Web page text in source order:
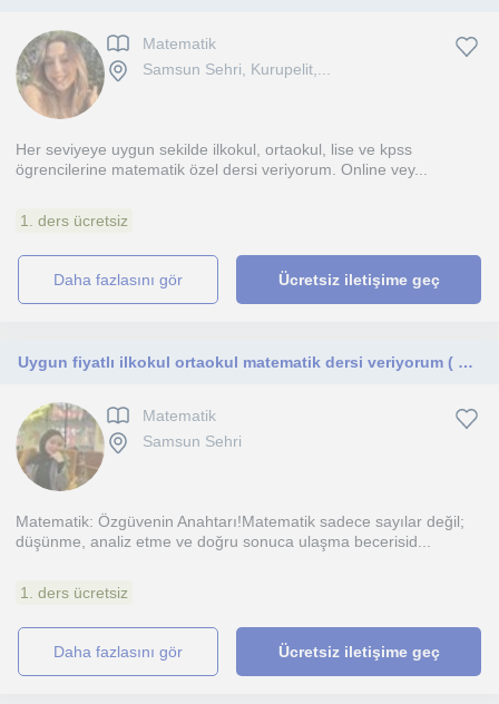
Matematik
Samsun Sehri, Kurupelit,...
Her seviyeye uygun sekilde ilkokul, ortaokul, lise ve kpss
ögrencilerine matematik özel dersi veriyorum. Online vey...
1. ders ücretsiz
daha fazlasını gör Ücretsiz iletişime geç
Uygun fiyatlı ilkokul ortaokul matematik dersi veriyorum ( Online )
Matematik
Samsun Sehri
Matematik: Özgüvenin Anahtarı!Matematik sadece sayılar değil;
düşünme, analiz etme ve doğru sonuca ulaşma becerisid...
1. ders ücretsiz
daha fazlasını gör Ücretsiz iletişime geç